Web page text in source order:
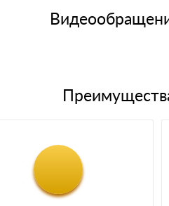
банковским картам